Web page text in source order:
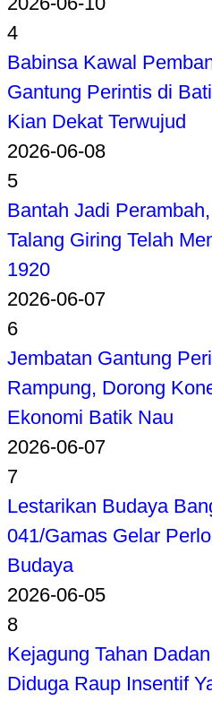
4
Babinsa Kawal
Gantung Perintis di
Kian Dekat Terwujud
2026-06-08
5
Bantah Jadi
Talang Giring Telah
1920
2026-06-07
6
Jembatan Gantung
Rampung, Dorong
Ekonomi Batik Nau
2026-06-07
7
Lestarikan Budaya
041/Gamas Gelar
Budaya
2026-06-05
8
Kejagung Tahan
Diduga Raup Insentif